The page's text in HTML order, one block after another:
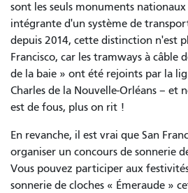
sont les seuls monuments
intégrante d'un système de
depuis 2014, cette distinction n'est
Francisco, car les tramways à câble
de la baie » ont été rejoints par la
Charles de la Nouvelle-Orléans – et
est de fous, plus on rit !
En revanche, il est vrai que San
organiser un concours de sonnerie
Vous pouvez participer aux
sonnerie de cloches « Émeraude »